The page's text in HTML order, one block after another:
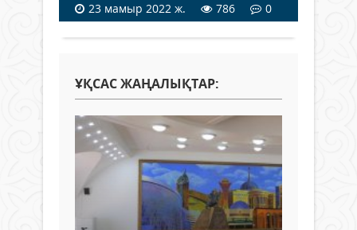
23 мамыр 2022 ж.
786 0
ҰҚСАС ЖАҢАЛЫҚТАР: